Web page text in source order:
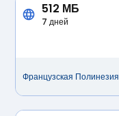
512 МБ
7 дней
Французская Полинезия